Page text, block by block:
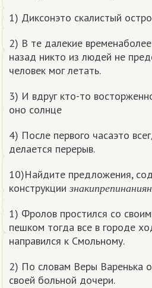
1) Диксонэто скалистый
2) В те далекие
назад никто из людей не
человек мог летать.
3) И вдруг кто-то
оно солнце
4) После первого часаэто
делается перерыв.
10)Найдите предложения,
конструкции
з н а к и п р е п и н а н иян
знакипрепина ния
1) Фролов простился со
пешком тогда все в городе
направился к Смольному.
2) По словам Веры Варенька
своей больной дочери.